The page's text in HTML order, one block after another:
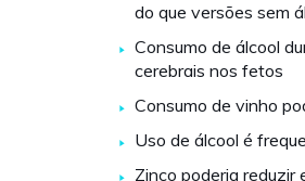
do que versões sem
Consumo de álcool
cerebrais nos fetos
Consumo de vinho
Uso de álcool é
Zinco poderia reduzir